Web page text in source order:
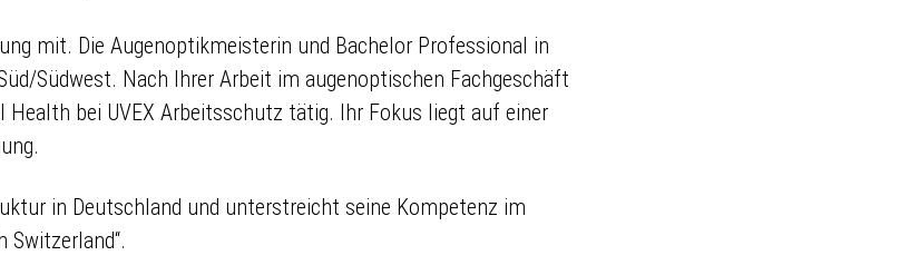
mit. Die Augenoptikmeisterin und Bachelor Professional in
Südwest. Nach Ihrer Arbeit im augenoptischen Fachgeschäft
bei UVEX Arbeitsschutz tätig. Ihr Fokus liegt auf einer
in Deutschland und unterstreicht seine Kompetenz im
Switzerland“.